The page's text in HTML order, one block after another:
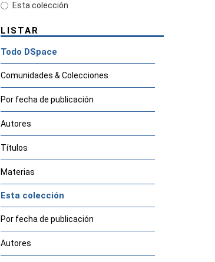
Esta colección
LISTAR
Todo DSpace
Comunidades & Colecciones
Por fecha de publicación
Autores
Títulos
Materias
Esta colección
Por fecha de publicación
Autores